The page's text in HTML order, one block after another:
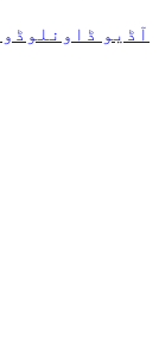
آڈیو ڈاونلوڈ